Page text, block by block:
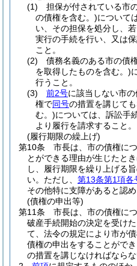
(1)
担保が付されている市
の債権を含む。)について
い、その担保を処分し、
実行の手続を行い、又は
こと。
(2)
債務名義のある市の債
を取得したものを含む。)
行うこと。
(3)
前2号に該当しない市
権で同号の措置を講じて
む。)については、訴訟手
より履行を請求すること。
(履行期限の繰上げ)
第10条
市長は、市の債権に
とができる理由が生じたと
し、履行期限を繰り上げる
い。 ただし、 第13条第1項各
その他特に支障があると認
(債権の申出等)
第11条
市長は、市の債権に
破産手続開始の決定を受け
て、法令の規定により市が
債権の申出をすることがで
の措置を講じなければならな